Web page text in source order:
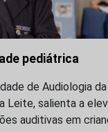
pediátrica
de Audiologia da
Leite, salienta a
auditivas em